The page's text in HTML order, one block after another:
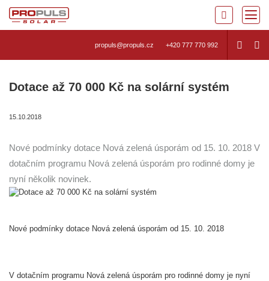
propuls@propuls.cz +420 777 770 992
Dotace až 70 000 Kč na solární systém
15.10.2018
Nové podmínky dotace Nová zelená úsporám od 15. 10. 2018 V
dotačním programu Nová zelená úsporám pro rodinné domy je
nyní několik novinek.
Nové podmínky dotace Nová zelená úsporám od 15. 10. 2018
V dotačním programu Nová zelená úsporám pro rodinné domy je nyní